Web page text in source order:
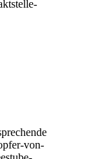
von-